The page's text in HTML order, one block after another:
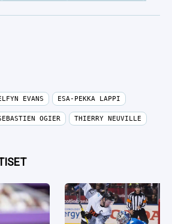
EVANS ESA-PEKKA LAPPI
OGIER THIERRY NEUVILLE